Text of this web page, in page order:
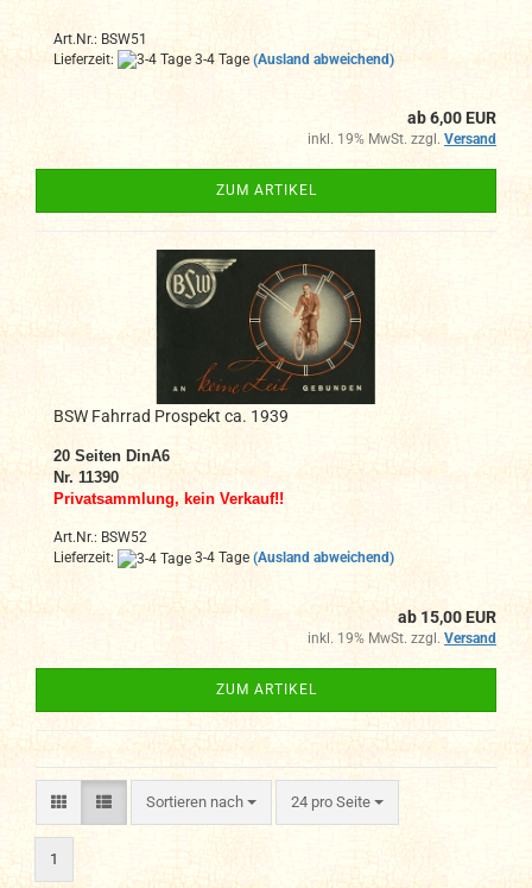
Art.Nr.: BSW51
Lieferzeit:
3-4 Tage (Ausland abweichend)
ab 6,00 EUR
inkl. 19% MwSt. zzgl. Versand
ZUM ARTIKEL
BSW Fahrrad Prospekt ca. 1939
20 Seiten DinA6
Nr. 11390
Privatsammlung, kein Verkauf!!
Art.Nr.: BSW52
Lieferzeit:
3-4 Tage (Ausland abweichend)
ab 15,00 EUR
inkl. 19% MwSt. zzgl. Versand
ZUM ARTIKEL
Sortieren nach
Sortieren nach 24 pro Seite
pro Seite
1